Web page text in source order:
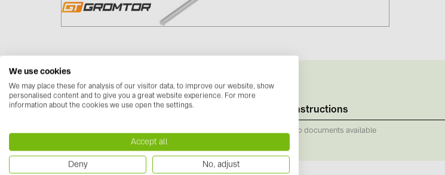
Downloads
Datasheets Instructions
No documents available
We use cookies
We may place these for analysis of our visitor data, to improve our website, show
personalised content and to give you a great website experience. For more
information about the cookies we use open the settings.
Accept all
Deny No, adjust